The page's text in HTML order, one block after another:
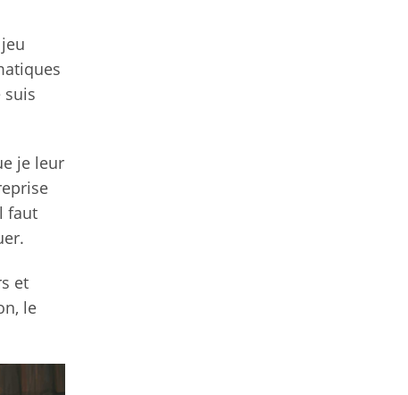
suis
je leur
faut
et
le